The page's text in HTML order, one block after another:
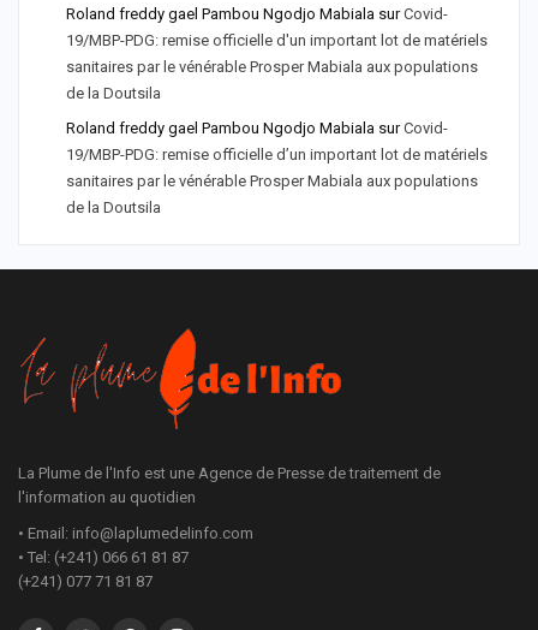
Roland freddy gael Pambou Ngodjo Mabiala surCovid-
19/MBP-PDG: remise officielle d'un important lot de matériels
sanitaires par le vénérable Prosper Mabiala aux populations
de la Doutsila
Roland freddy gael Pambou Ngodjo Mabiala surCovid-
19/MBP-PDG: remise officielle d’un important lot de matériels
sanitaires par le vénérable Prosper Mabiala aux populations
de la Doutsila
La Plume de l'Info est une Agence de Presse de traitement de
l'information au quotidien
• Email: info@laplumedelinfo.com
• Tel: (+241) 066 61 81 87
(+241) 077 71 81 87